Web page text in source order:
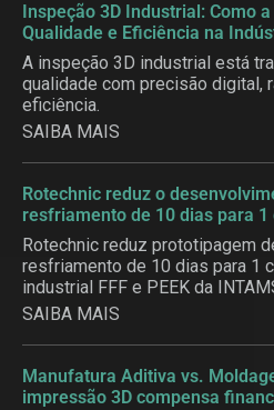
Inspeção 3D Industrial: Como
Qualidade e Eficiência na
A inspeção 3D industrial está
qualidade com precisão digital,
eficiência.
SAIBA MAIS
Rotechnic reduz o
resfriamento de 10 dias para
Rotechnic reduz prototipagem
resfriamento de 10 dias para 1
industrial FFF e PEEK da
SAIBA MAIS
Manufatura Aditiva vs.
impressão 3D compensa